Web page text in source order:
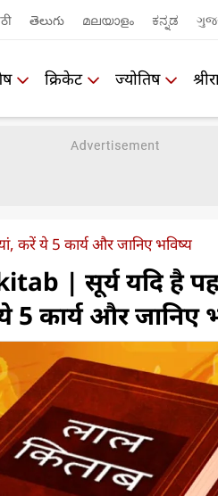
తెలుగు മലയാളം ಕನ್ನಡ
क्रिकेट ज्योतिष
करें ये 5 कार्य और जानिए भविष्य
| सूर्य यदि है
5 कार्य और जानिए